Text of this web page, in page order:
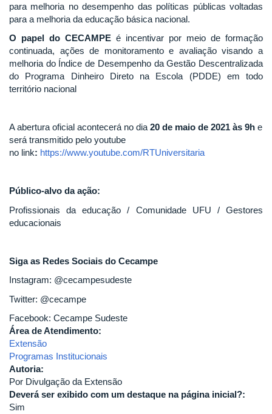
para melhoria no desempenho das políticas públicas voltadas
para a melhoria da educação básica nacional.
O papel do CECAMPE é incentivar por meio de formação
continuada, ações de monitoramento e avaliação visando a
melhoria do Índice de Desempenho da Gestão Descentralizada
do Programa Dinheiro Direto na Escola (PDDE) em todo
território nacional
A abertura oficial acontecerá no dia 20 de maio de 2021 às 9h e
será transmitido pelo youtube
no link: https://www.youtube.com/RTUniversitaria
Público-alvo da ação:
Profissionais da educação / Comunidade UFU / Gestores
educacionais
Siga as Redes Sociais do Cecampe
Instagram: @cecampesudeste
Twitter: @cecampe
Facebook: Cecampe Sudeste
Área de Atendimento:
Extensão
Programas Institucionais
Autoria:
Por Divulgação da Extensão
Deverá ser exibido com um destaque na página inicial?:
Sim